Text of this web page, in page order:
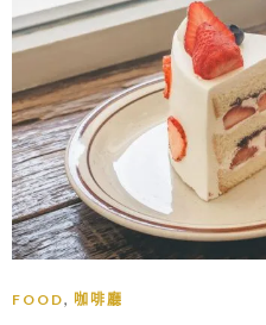
FOOD, 咖啡廳